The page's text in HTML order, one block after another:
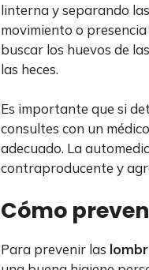
linterna y separando
movimiento o
buscar los huevos de
las heces.
Es importante que si
consultes con un
adecuado. La
contraproducente y
Cómo
Para prevenir las